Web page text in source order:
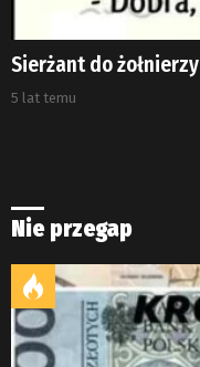
Sierżant do żołnierzy
5 lat temu
Nie przegap